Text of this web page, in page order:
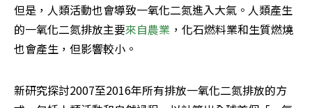
但是，人類活動也會導致一氧化二氮進入大氣。人類產生
的一氧化二氮排放主要來自農業 ，化石燃料業和生質燃燒
也會產生，但影響較小。
新研究探討2007至2016年所有排放一氧化二氮排放的方